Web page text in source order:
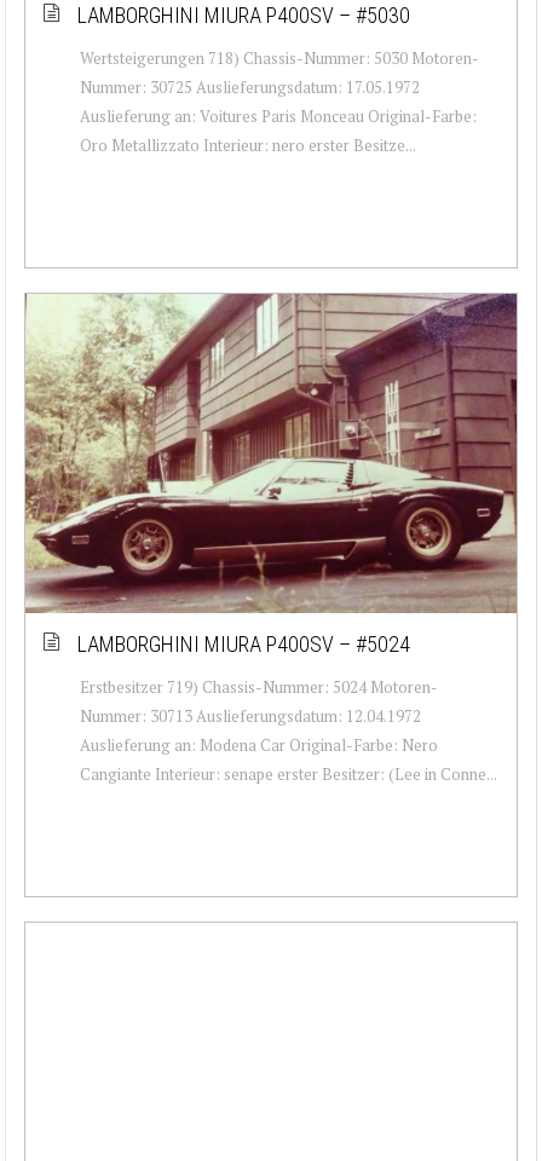
LAMBORGHINI MIURA P400SV – #5030
Wertsteigerungen 718) Chassis-Nummer: 5030 Motoren-
Nummer: 30725 Auslieferungsdatum: 17.05.1972
Auslieferung an: Voitures Paris Monceau Original-Farbe:
Oro Metallizzato Interieur: nero erster Besitze...
LAMBORGHINI MIURA P400SV – #5024
Erstbesitzer 719) Chassis-Nummer: 5024 Motoren-
Nummer: 30713 Auslieferungsdatum: 12.04.1972
Auslieferung an: Modena Car Original-Farbe: Nero
Cangiante Interieur: senape erster Besitzer: (Lee in Conne...